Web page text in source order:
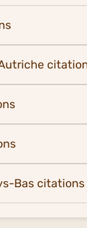
Bas citations